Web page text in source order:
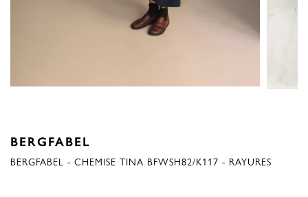
BERGFABEL
BERGFABEL - CHEMISE TINA BFWSH82/K117 - RAYURES